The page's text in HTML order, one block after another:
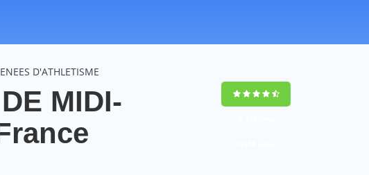
D'ATHLETISME
MIDI-